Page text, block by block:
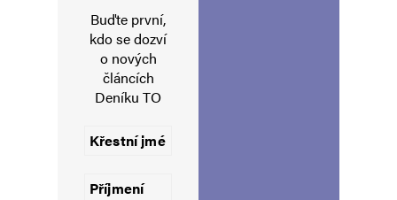
Napsat komentář
Vaše e-mailová adresa nebude zveřejněna.
Buďte první,
kdo se dozví
o nových
článcích
Deníku TO